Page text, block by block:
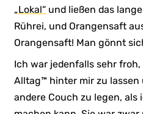
„Lokal“ und ließen das
Rührei, und Orangensaft
Orangensaft! Man gönnt
Ich war jedenfalls sehr
Alltag™ hinter mir zu
andere Couch zu legen, als